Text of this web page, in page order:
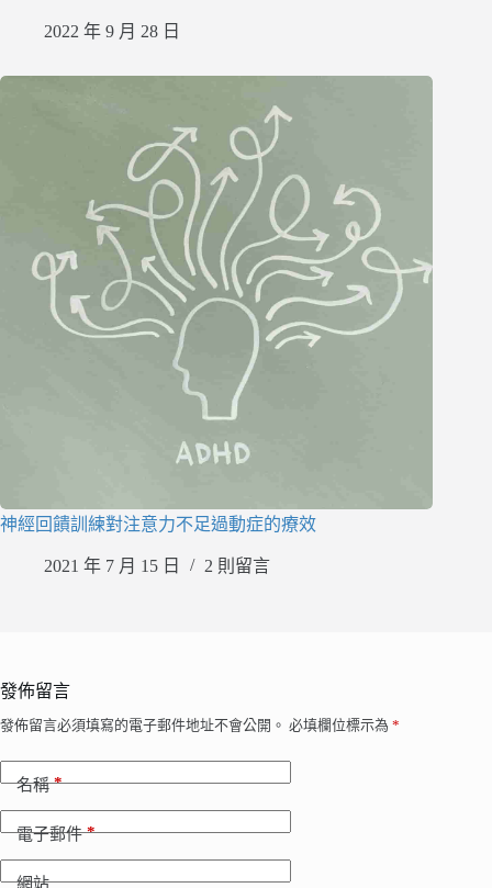
2022 年 9 月 28 日
神經回饋訓練對注意力不足過動症的療效
2021 年 7 月 15 日 2 則留言
發佈留言
發佈留言必須填寫的電子郵件地址不會公開。 必填欄位標示為 *
名稱*
電子郵件*
網站